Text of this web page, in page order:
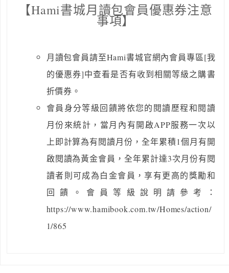
【Hami書城月讀包會員優惠券注意
事項】
月讀包會員請至Hami書城官網內會員專區[我
的優惠券]中查看是否有收到相關等級之購書
折價券。
會員身分等級回饋將依您的閱讀歷程和閱讀
月份來統計，當月內有開啟APP服務一次以
上即計算為有閱讀月份，全年累積1個月有開
啟閱讀為黃金會員，全年累計達3次月份有閱
讀者則可成為白金會員，享有更高的獎勵和
回饋。會員等級說明請參考：
https://www.hamibook.com.tw/Homes/action/
1/865